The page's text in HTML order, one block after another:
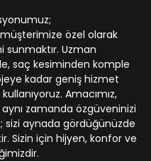
özel olarak
sunmaktır. Uzman
saç kesiminden komple
kadar geniş hizmet
Amacımız,
zamanda özgüveninizi
sizi aynada gördüğünüzde
Sizin için hijyen, konfor ve